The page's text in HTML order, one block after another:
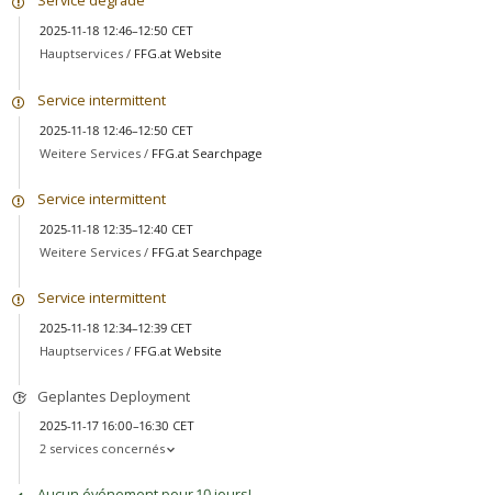
2025-11-18 12:46–12:50 CET
Hauptservices / FFG.at Website
Service intermittent
2025-11-18 12:46–12:50 CET
Weitere Services / FFG.at Searchpage
Service intermittent
2025-11-18 12:35–12:40 CET
Weitere Services / FFG.at Searchpage
Service intermittent
2025-11-18 12:34–12:39 CET
Hauptservices / FFG.at Website
Geplantes Deployment
2025-11-17 16:00–16:30 CET
2 services concernés